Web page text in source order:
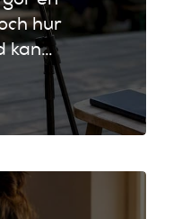
hur
kan
Följ
för
en